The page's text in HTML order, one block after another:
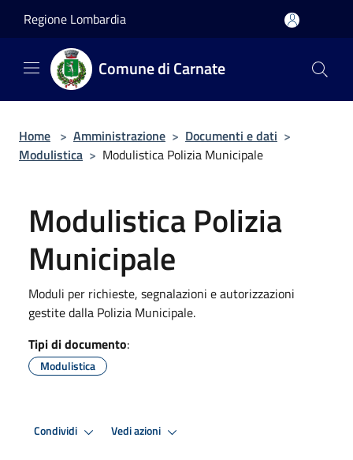
Regione Lombardia
Comune di Carnate
Home > Amministrazione > Documenti e dati >
Modulistica > Modulistica Polizia Municipale
Modulistica Polizia
Municipale
Moduli per richieste, segnalazioni e autorizzazioni
gestite dalla Polizia Municipale.
Tipi di documento:
Modulistica
Condividi Vedi azioni